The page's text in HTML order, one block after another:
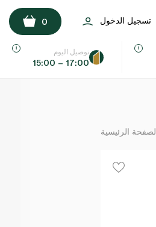
تسجيل الدخول 0
توصيل اليوم
15:00 – 17:00
الرئيسية